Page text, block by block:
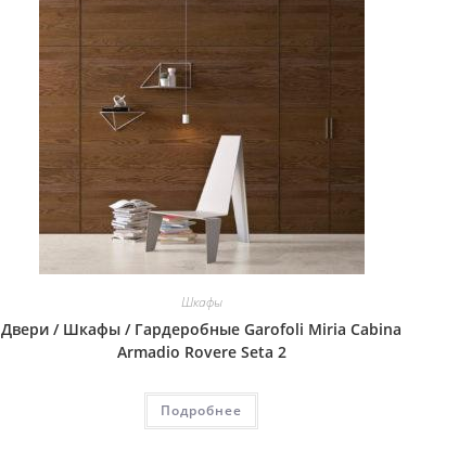
Шкафы
Двери / Шкафы / Гардеробные Garofoli Miria Cabina
Armadio Rovere Seta 2
Подробнее